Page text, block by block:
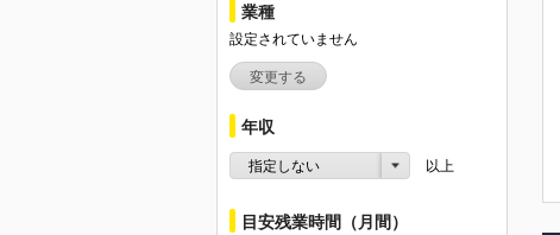
業種
設定されていません
変更する
年収
指定しない 以上
目安残業時間（月間）